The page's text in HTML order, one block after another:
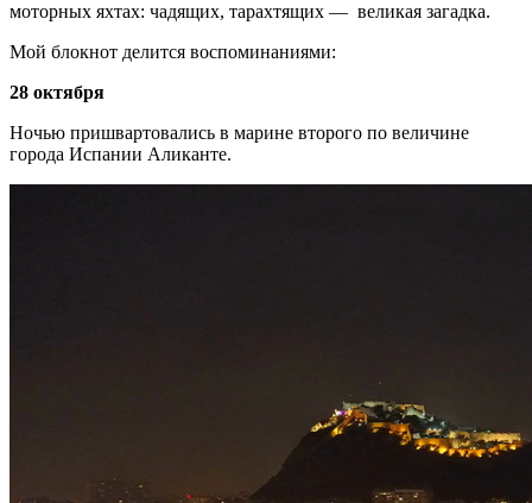
моторных яхтах: чадящих, тарахтящих — великая загадка.
Мой блокнот делится воспоминаниями:
28 октября
Ночью пришвартовались в марине второго по величине
города Испании Аликанте.